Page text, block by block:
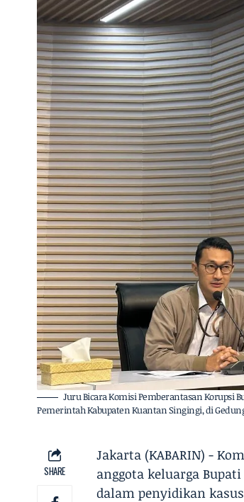
Juru Bicara Komisi Pemberantasan Korupsi
Pemerintah Kabupaten Kuantan Singingi, di Gedung
SHARE
Jakarta (KABARIN) -
anggota keluarga
dalam penyidikan